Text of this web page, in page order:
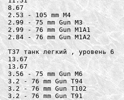
8.67
2.53 - 105 mm M4
2.99 - 75 mm Gun M3
2.99 - 76 mm Gun M1A1
2.84 - 76 mm Gun M1A2
T37 танк легкий , уровень 6
13.67
13.67
3.56 - 75 mm Gun M6
3.2 - 76 mm Gun T94
3.2 - 76 mm Gun T102
3.2 - 76 mm Gun T91